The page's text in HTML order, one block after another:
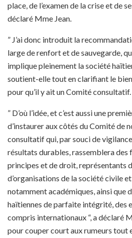
place, de l’examen de la crise et de
déclaré Mme Jean.
” J’ai donc introduit la
large de renfort et de sauvegarde,
implique pleinement la société
soutient-elle tout en clarifiant le
pour qu’il y ait un Comité consultatif.
” D’où l’idée, et c’est aussi une
d’instaurer aux côtés du Comité de
consultatif qui, par souci de
résultats durables, rassemblera des
principes et de droit, représentants
d’organisations de la société civile
notamment académiques, ainsi que
haïtiennes de parfaite intégrité, des
compris internationaux “, a déclaré
pour couper court aux rumeurs tout